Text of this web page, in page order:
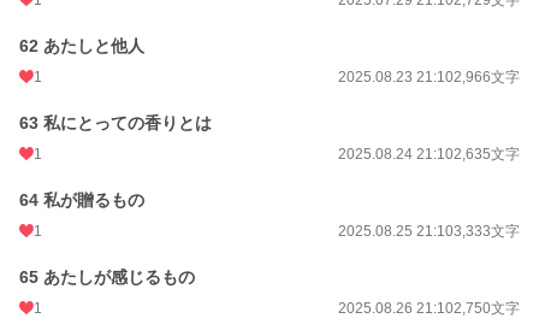
62 あたしと他人
1 2025.08.23 21:102,966文字
63 私にとっての香りとは
1 2025.08.24 21:102,635文字
64 私が贈るもの
1 2025.08.25 21:103,333文字
65 あたしが感じるもの
1 2025.08.26 21:102,750文字